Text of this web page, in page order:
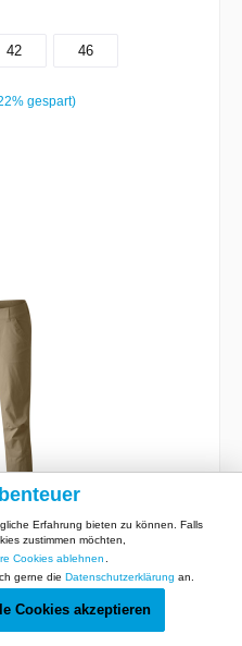
Stretchmaterial
Produkt vor
42 46
gespart)
Trail Pant
Abenteuer werden
Erfahrung bieten zu können. Falls
zustimmen möchten,
Cookies ablehnen
gerne die Datenschutzerklärung an.
Cookies akzeptieren